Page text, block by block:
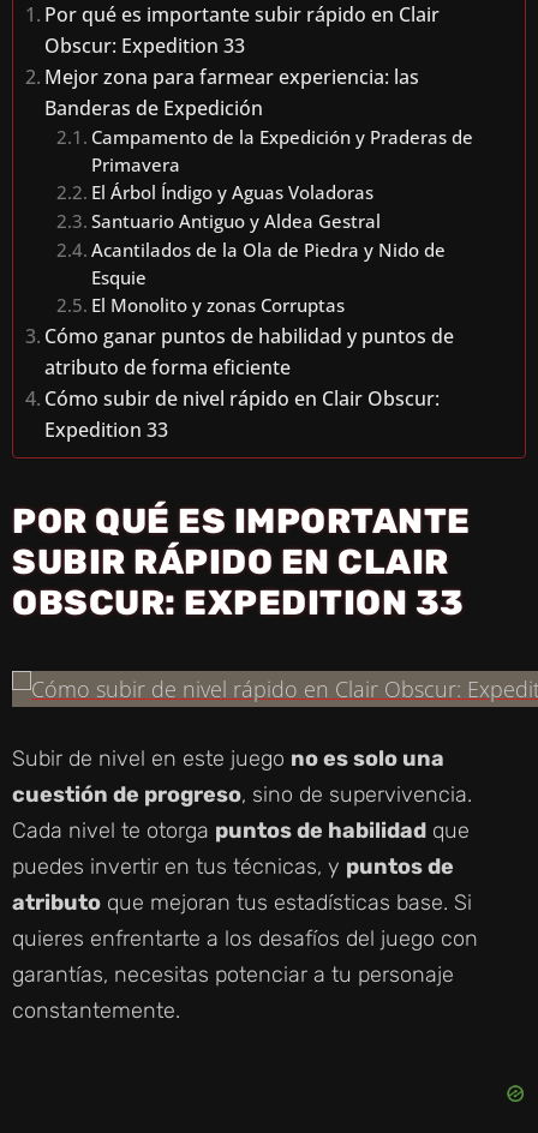
V
D
E
O
Por qué es importante subir rápido en Clair
Obscur: Expedition 33
Mejor zona para farmear experiencia: las
Banderas de Expedición
Campamento de la Expedición y Praderas de
Primavera
El Árbol Índigo y Aguas Voladoras
Santuario Antiguo y Aldea Gestral
Acantilados de la Ola de Piedra y Nido de
Esquie
El Monolito y zonas Corruptas
Cómo ganar puntos de habilidad y puntos de
atributo de forma eficiente
Cómo subir de nivel rápido en Clair Obscur:
Expedition 33
POR QUÉ ES IMPORTANTE
SUBIR RÁPIDO EN CLAIR
OBSCUR: EXPEDITION 33
Subir de nivel en este juego no es solo una
cuestión de progreso, sino de supervivencia.
Cada nivel te otorga puntos de habilidad que
puedes invertir en tus técnicas, y puntos de
atributo que mejoran tus estadísticas base. Si
quieres enfrentarte a los desafíos del juego con
garantías, necesitas potenciar a tu personaje
constantemente.